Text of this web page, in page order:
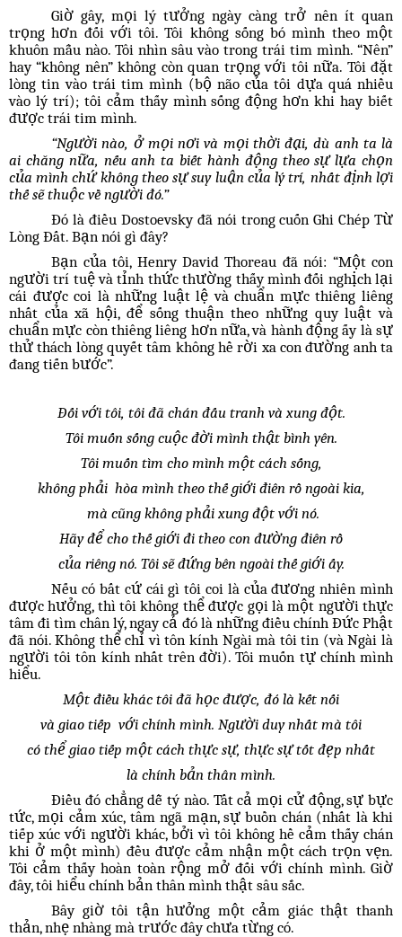
Giờ gây, mọi lý tưởng ngày càng trở nên ít quan
trọng hơn đối với tôi. Tôi không sống bó mình theo một
khuôn mẫu nào. Tôi nhìn sâu vào trong trái tim mình. “Nên”
hay “không nên” không còn quan trọng với tôi nữa. Tôi đặt
lòng tin vào trái tim mình (bộ não của tôi dựa quá nhiều
vào lý trí); tôi cảm thấy mình sống động hơn khi hay biết
được trái tim mình.
“Người nào, ở mọi nơi và mọi thời đại, dù anh ta là
ai chăng nữa, nếu anh ta biết hành động theo sự lựa chọn
của mình chứ không theo sự suy luận của lý trí, nhất định lợi
thế sẽ thuộc về người đó.”
Đó là điều Dostoevsky đã nói trong cuốn Ghi Chép Từ
Lòng Đất. Bạn nói gì đây?
Bạn của tôi, Henry David Thoreau đã nói: “Một con
người trí tuệ và tỉnh thức thường thấy mình đối nghịch lại
cái được coi là những luật lệ và chuẩn mực thiêng liêng
nhất của xã hội, để sống thuận theo những quy luật và
chuẩn mực còn thiêng liêng hơn nữa, và hành động ấy là sự
thử thách lòng quyết tâm không hề rời xa con đường anh ta
đang tiến bước”.
Đối với tôi, tôi đã chán đấu tranh và xung đột.
Tôi muốn sống cuộc đời mình thật bình yên.
Tôi muốn tìm cho mình một cách sống,
không phải hòa mình theo thế giới điên rồ ngoài kia,
mà cũng không phải xung đột với nó.
Hãy để cho thế giới đi theo con đường điên rồ
của riêng nó. Tôi sẽ đứng bên ngoài thế giới ấy.
Nếu có bất cứ cái gì tôi coi là của đương nhiên mình
được hưởng, thì tôi không thể được gọi là một người thực
tâm đi tìm chân lý, ngay cả đó là những điều chính Đức Phật
đã nói. Không thể chỉ vì tôn kính Ngài mà tôi tin (và Ngài là
người tôi tôn kính nhất trên đời). Tôi muốn tự chính mình
hiểu.
Một điều khác tôi đã học được, đó là kết nối
và giao tiếp với chính mình. Người duy nhất mà tôi
có thể giao tiếp một cách thực sự, thực sự tốt đẹp nhất
là chính bản thân mình.
Điều đó chẳng dễ tý nào. Tất cả mọi cử động, sự bực
tức, mọi cảm xúc, tâm ngã mạn, sự buồn chán (nhất là khi
tiếp xúc với người khác, bởi vì tôi không hề cảm thấy chán
khi ở một mình) đều được cảm nhận một cách trọn vẹn.
Tôi cảm thấy hoàn toàn rộng mở đối với chính mình. Giờ
đây, tôi hiểu chính bản thân mình thật sâu sắc.
Bây giờ tôi tận hưởng một cảm giác thật thanh
thản, nhẹ nhàng mà trước đây chưa từng có.